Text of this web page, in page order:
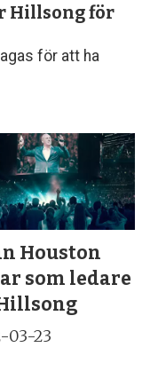
Hillsong för
för att ha
Houston
som ledare
03-23